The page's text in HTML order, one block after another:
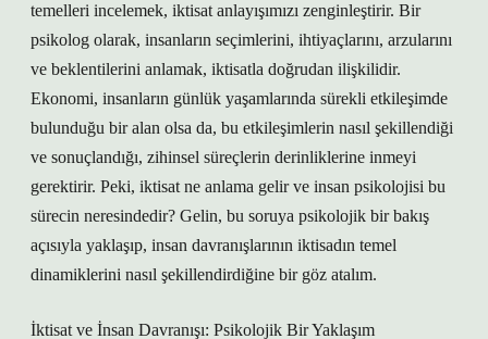
temelleri incelemek, iktisat anlayışımızı zenginleştirir. Bir
psikolog olarak, insanların seçimlerini, ihtiyaçlarını, arzularını
ve beklentilerini anlamak, iktisatla doğrudan ilişkilidir.
Ekonomi, insanların günlük yaşamlarında sürekli etkileşimde
bulunduğu bir alan olsa da, bu etkileşimlerin nasıl şekillendiği
ve sonuçlandığı, zihinsel süreçlerin derinliklerine inmeyi
gerektirir. Peki, iktisat ne anlama gelir ve insan psikolojisi bu
sürecin neresindedir? Gelin, bu soruya psikolojik bir bakış
açısıyla yaklaşıp, insan davranışlarının iktisadın temel
dinamiklerini nasıl şekillendirdiğine bir göz atalım.
İktisat ve İnsan Davranışı: Psikolojik Bir Yaklaşım